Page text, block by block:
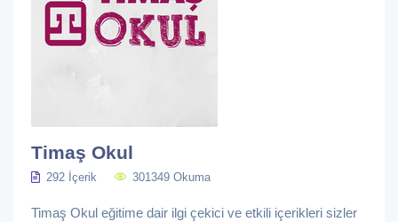
Timaş Okul
292 İçerik 301349 Okuma
Timaş Okul eğitime dair ilgi çekici ve etkili içerikleri sizler